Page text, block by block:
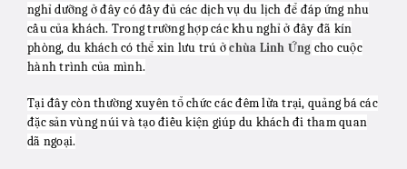
nghỉ dưỡng ở đây có đầy đủ các dịch vụ du lịch để đáp ứng nhu
cầu của khách. Trong trường hợp các khu nghỉ ở đây đã kín
phòng, du khách có thể xin lưu trú ởchùa Linh Ứng cho cuộc
hành trình của mình.
Tại đây còn thường xuyên tổ chức các đêm lửa trại, quảng bá các
đặc sản vùng núi và tạo điều kiện giúp du khách đi tham quan
dã ngoại.